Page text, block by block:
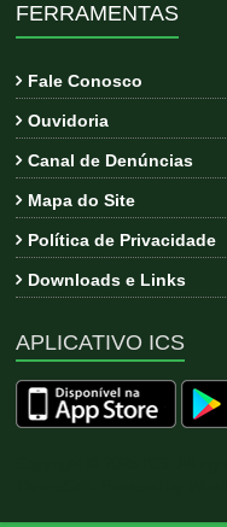
FERRAMENTAS
Fale Conosco
Ouvidoria
Canal de Denúncias
Mapa do Site
Política de Privacidade
Downloads e Links
APLICATIVO ICS